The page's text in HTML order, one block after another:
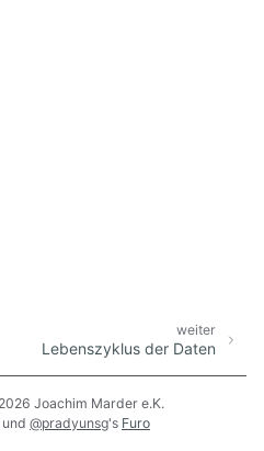
weiter
Lebenszyklus der Daten
Joachim Marder e.K.
und @pradyunsg's Furo